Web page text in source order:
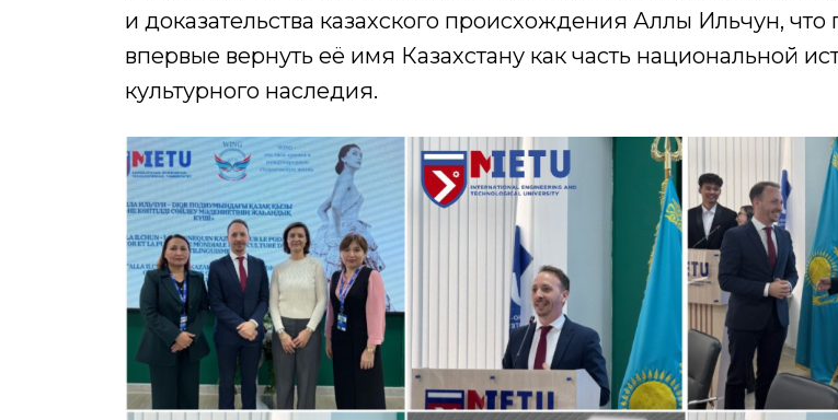
и доказательства казахского происхождения Аллы Ильчун, что
впервые вернуть её имя Казахстану как часть национальной
культурного наследия.